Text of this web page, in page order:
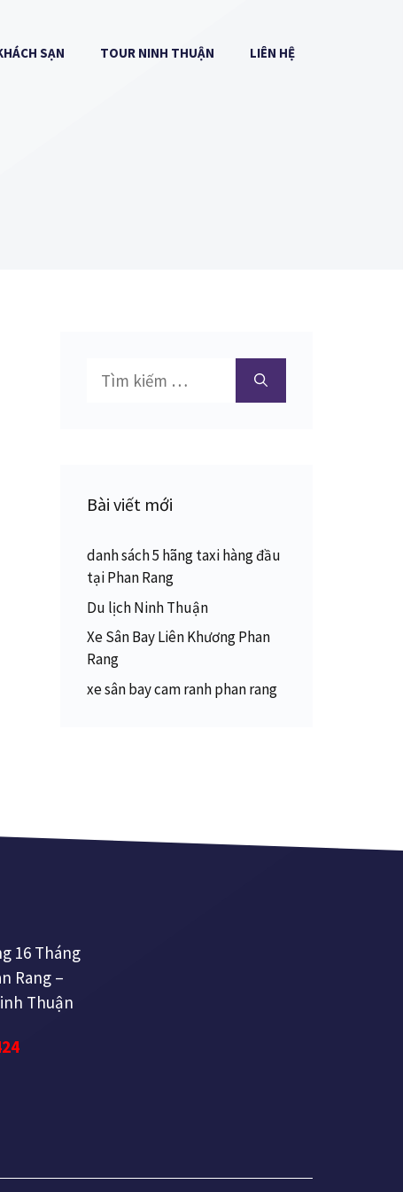
SẠN TOUR NINH THUẬN LIÊN HỆ
Tìm
kiếm
Bài viết mới
danh sách 5 hãng taxi hàng đầu
tại Phan Rang
Du lịch Ninh Thuận
Xe Sân Bay Liên Khương Phan
Rang
xe sân bay cam ranh phan rang
16 Tháng
Rang –
Thuận